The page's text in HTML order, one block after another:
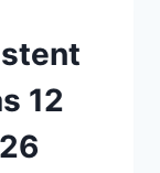
12